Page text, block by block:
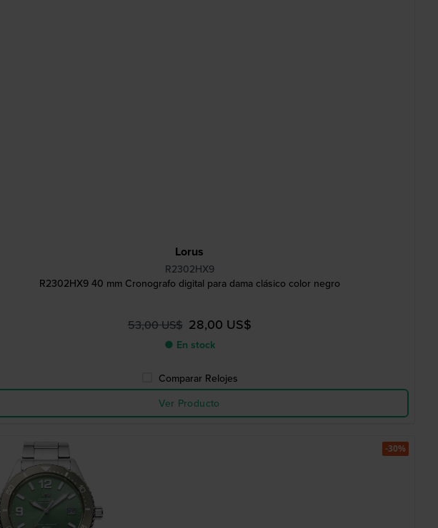
Lorus
R2302HX9
R2302HX9 40 mm Cronografo digital para dama clásico color negro
53,00 US$ 28,00 US$
● En stock
Comparar Relojes
Ver Producto
-30%